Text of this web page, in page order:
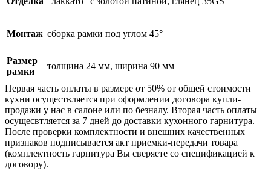
Монтаж сборка рамки под углом 45°
Размер
рамки
толщина 24 мм, ширина 90 мм
Первая часть оплаты в размере от 50% от общей стоимости
кухни осуществляется при оформлении договора купли-
продажи у нас в салоне или по безналу. Вторая часть оплаты
осущесвтляется за 7 дней до доставки кухонного гарнитура.
После проверки комплектности и внешних качественных
признаков подписывается акт приемки-передачи товара
(комплектность гарнитура Вы сверяете со спецификацией к
договору).